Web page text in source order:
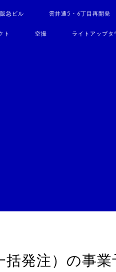
急ビル 雲井通5・6丁目再開発
ト 空撮 ライトアップタ
括発注）の事業